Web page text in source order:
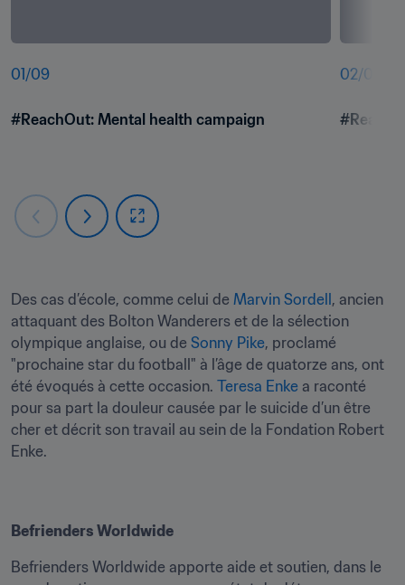
01 /09
#ReachOut: Mental health campaign
02/09
Des cas d’école, comme celui de Marvin Sordell, ancien
attaquant des Bolton Wanderers et de la sélection
olympique anglaise, ou de Sonny Pike, proclamé
"prochaine star du football" à l’âge de quatorze ans, ont
été évoqués à cette occasion. Teresa Enke a raconté
pour sa part la douleur causée par le suicide d’un être
cher et décrit son travail au sein de la Fondation Robert
Enke.
Befrienders Worldwide
Befrienders Worldwide apporte aide et soutien, dans le